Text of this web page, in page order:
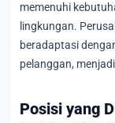
memenuhi
lingkungan.
beradaptasi
pelanggan,
Posisi yang